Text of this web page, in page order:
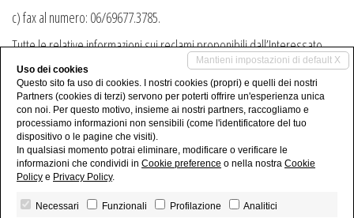
c) fax al numero: 06/69677.3785.
Tutte le relative informazioni sui reclami proponibili dall’Interessato
sono disponibili sul sito web del Garante all’indirizzo
www.garanteprivacy.it
12) Responsabile e Incaricato del trattamento dei Dati.
Lì CALUSO, il 25/05/2018
Immobiliare Piemontese - P.IVA 09368410016
Mantieni impostazioni di default X
Uso dei cookies
Questo sito fa uso di cookies. I nostri cookies (propri) e quelli dei nostri
Partners (cookies di terzi) servono per poterti offrire un'esperienza unica
con noi. Per questo motivo, insieme ai nostri partners, raccogliamo e
processiamo informazioni non sensibili (come l'identificatore del tuo
dispositivo o le pagine che visiti).
In qualsiasi momento potrai eliminare, modificare o verificare le
informazioni che condividi in Cookie preference o nella nostra Cookie
Policy e Privacy Policy.
Necessari Funzionali Profilazione Analitici